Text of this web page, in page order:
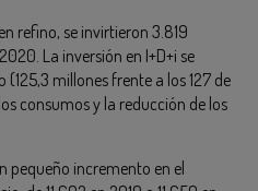
refino, se invirtieron 3.819
La inversión en I+D+i se
millones frente a los 127 de
consumos y la reducción de los
pequeño incremento en el